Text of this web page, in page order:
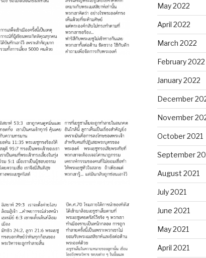
May 2022
April 2022
March 2022
February 2022
January 2022
December
November
October 2021
September
August 2021
July 2021
June 2021
May 2021
April 2021